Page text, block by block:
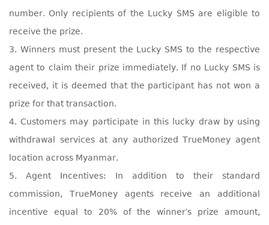
number. Only recipients of the Lucky SMS are eligible to
receive the prize.
3. Winners must present the Lucky SMS to the respective
agent to claim their prize immediately. If no Lucky SMS is
received, it is deemed that the participant has not won a
prize for that transaction.
4. Customers may participate in this lucky draw by using
withdrawal services at any authorized TrueMoney agent
location across Myanmar.
5. Agent Incentives: In addition to their standard
commission, TrueMoney agents receive an additional
incentive equal to 20% of the winner’s prize amount,